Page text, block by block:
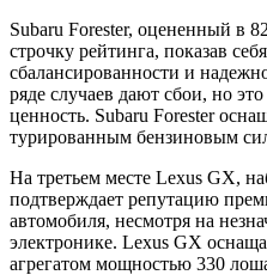
Subaru Forester, оцененный в
строчку рейтинга, показав
сбалансированности и
ряде случаев дают сбои, но
ценность. Subaru Forester
турированным бензиновым
На третьем месте Lexus GX,
подтверждает репутацию
автомобиля, несмотря на
электронике. Lexus GX
агрегатом мощностью 330